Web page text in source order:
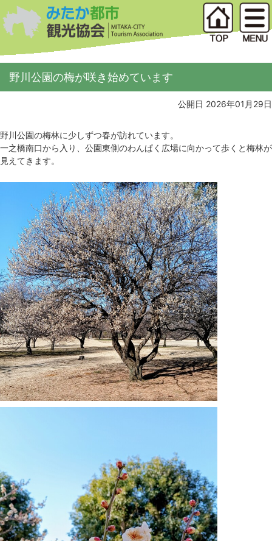
野川公園の梅が咲き始めています
公開日 2026年01月29日
野川公園の梅林に少しずつ春が訪れています。
一之橋南口から入り、公園東側のわんぱく広場に向かって歩くと梅林が
見えてきます。